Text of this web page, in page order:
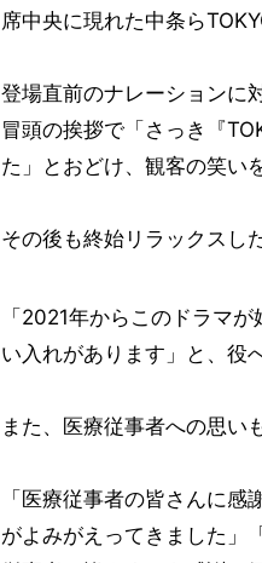
席中央に現れた中条ら
登場直前のナレーションに
冒頭の挨拶で「さっき『
た」とおどけ、観客の笑い
その後も終始リラックスし
「2021年からこのドラマ
い入れがあります」と、役
また、医療従事者への思いも
「医療従事者の皆さんに
がよみがえってきました」